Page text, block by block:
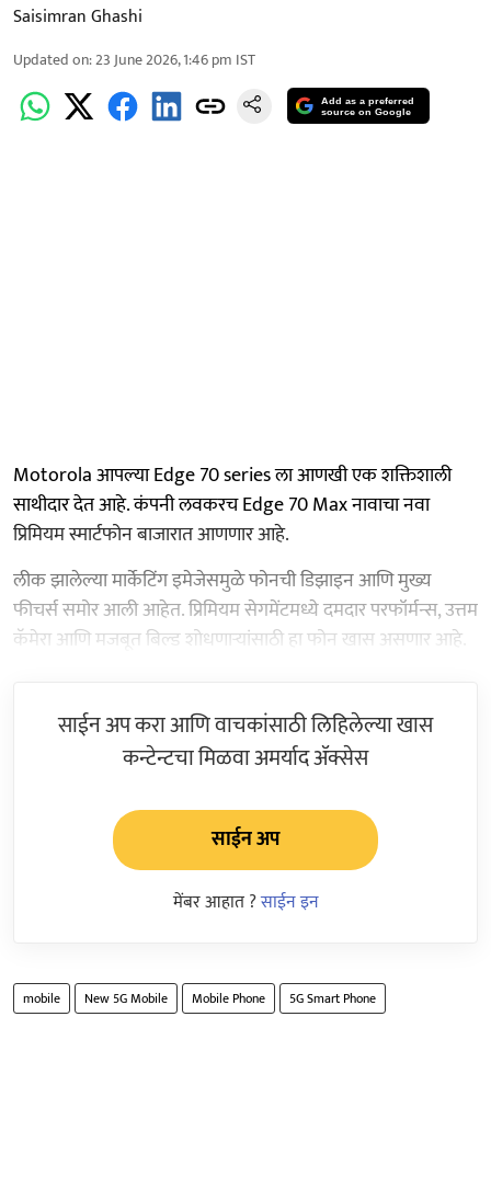
Saisimran Ghashi
Updated on:23 June 2026, 1:46 pm IST
Add as a preferred
source on Google
Motorola आपल्या Edge 70 series ला आणखी एक शक्तिशाली
साथीदार देत आहे. कंपनी लवकरच Edge 70 Max नावाचा नवा
प्रिमियम स्मार्टफोन बाजारात आणणार आहे.
लीक झालेल्या मार्केटिंग इमेजेसमुळे फोनची डिझाइन आणि मुख्य
फीचर्स समोर आली आहेत. प्रिमियम सेगमेंटमध्ये दमदार परफॉर्मन्स, उत्तम
कॅमेरा आणि मजबूत बिल्ड शोधणाऱ्यांसाठी हा फोन खास असणार आहे.
साईन अप करा आणि वाचकांसाठी लिहिलेल्या खास
कन्टेन्टचा मिळवा अमर्याद ॲक्सेस
साईन अप
मेंबर आहात ?साईन इन
mobile New 5G Mobile Mobile Phone 5G Smart Phone